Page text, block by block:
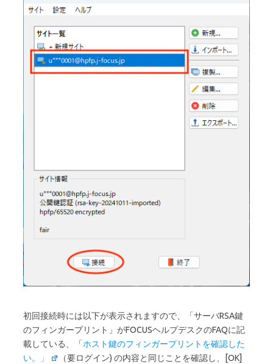
初回接続時には以下が表示されますので、「サーバRSA鍵
のフィンガープリント」がFOCUSヘルプデスクのFAQに記
載している、「ホスト鍵のフィンガープリントを確認した
い。」
（要ログイン) の内容と同じことを確認し、[OK]